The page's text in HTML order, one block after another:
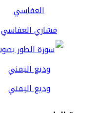
مشاري العفاسي
وديع اليمني